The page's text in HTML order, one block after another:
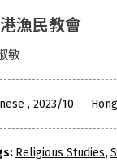
漁民教會
敏
, 2023/10
Religious Studies,